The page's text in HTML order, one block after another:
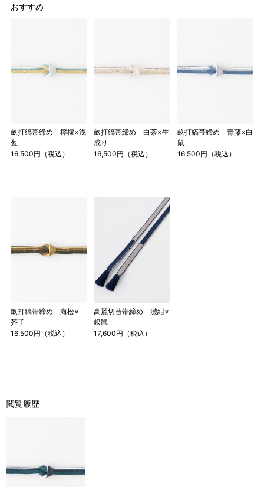
おすすめ
畝打縞帯締め 檸檬×浅
葱
16,500円（税込）
畝打縞帯締め 白茶×生
成り
16,500円（税込）
畝打縞帯締め 青藤×白
鼠
16,500円（税込）
畝打縞帯締め 海松×
芥子
16,500円（税込）
高麗切替帯締め 濃紺×
銀鼠
17,600円（税込）
閲覧履歴